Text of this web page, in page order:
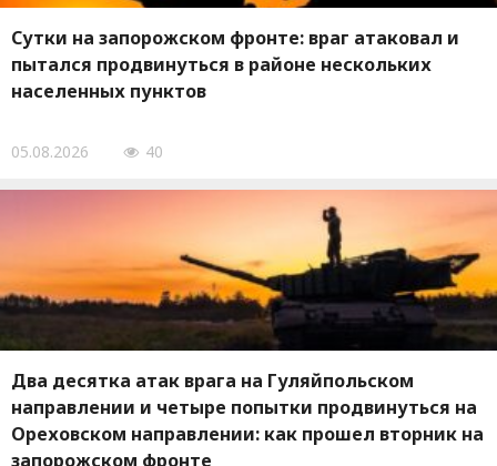
Сутки на запорожском фронте: враг атаковал и
пытался продвинуться в районе нескольких
населенных пунктов
05.08.2026 40
Два десятка атак врага на Гуляйпольском
направлении и четыре попытки продвинуться на
Ореховском направлении: как прошел вторник на
запорожском фронте